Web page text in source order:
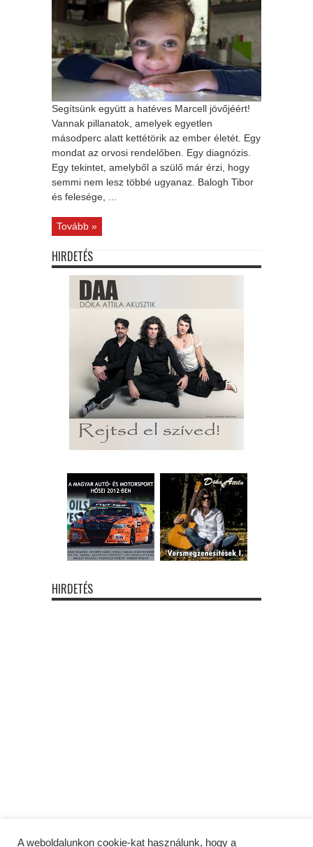
Segítsünk együtt a hatéves Marcell jövőjéért!
Vannak pillanatok, amelyek egyetlen
másodperc alatt kettétörik az ember életét. Egy
mondat az orvosi rendelőben. Egy diagnózis.
Egy tekintet, amelyből a szülő már érzi, hogy
semmi nem lesz többé ugyanaz. Balogh Tibor
és felesége, ...
Tovább »
HIRDETÉS
HIRDETÉS
A weboldalunkon cookie-kat használunk, hogy a